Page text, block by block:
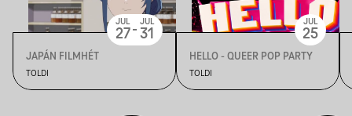
JAPÁN FILMHÉT
TOLDI
JUL
27- JUL
31
HELLO - QUEER POP PARTY
TOLDI
JUL
25